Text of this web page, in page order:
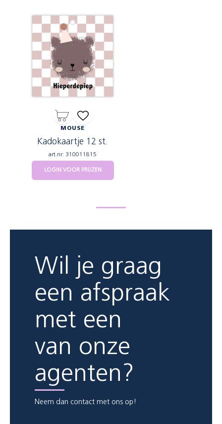
MOUSE
Kadokaartje 12 st.
art.nr: 310011815
LOGIN VOOR PRIJZEN
Wil je graag
een afspraak
met een
van onze
agenten?
Neem dan contact met ons op!